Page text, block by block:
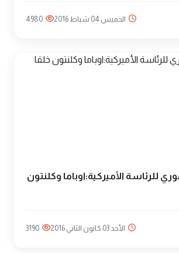
الخميس 04 شباط 2016 4980
للرئاسة الأميركية:اوباما وكلنتون
الأحد 03 كانون الثاني 2016 3190